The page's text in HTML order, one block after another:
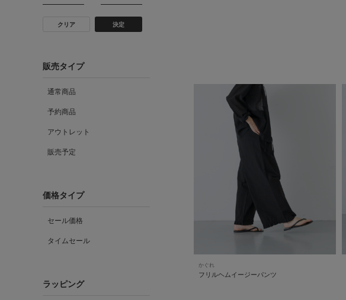
クリア 決定
販売タイプ
通常商品
予約商品
アウトレット
販売予定
価格タイプ
セール価格
タイムセール
ラッピング
かぐれ
フリルヘムイージーパンツ